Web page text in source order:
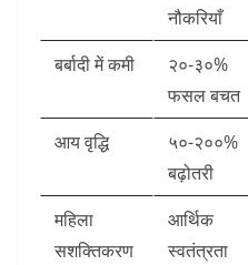
नौकरियाँ
बर्बादी में कमी
२०-३०%
फसल बचत
आय वृद्धि
५०-२००%
बढ़ोतरी
महिला
सशक्तिकरण
आर्थिक
स्वतंत्रता